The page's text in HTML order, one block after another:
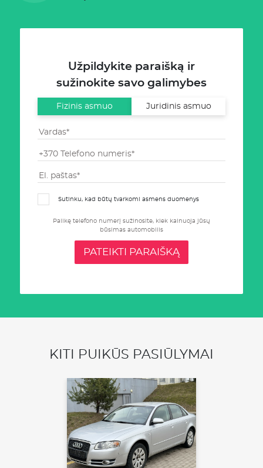
Užpildykite paraišką ir
sužinokite savo galimybes
Fizinis asmuo Juridinis asmuo
Sutinku, kad būtų tvarkomi asmens duomenys
Palikę telefono numerį sužinosite, kiek kainuoja jūsų
būsimas automobilis
PATEIKTI PARAIŠKĄ
KITI PUIKŪS PASIŪLYMAI